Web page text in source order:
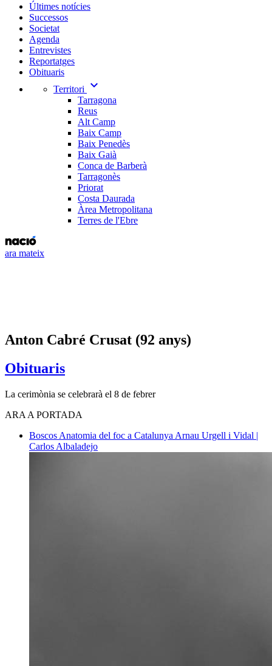
Últimes notícies
Successos
Societat
Agenda
Entrevistes
Reportatges
Obituaris
Territori
expand_more
Tarragona
Reus
Alt Camp
Baix Camp
Baix Penedès
Baix Gaià
Conca de Barberà
Tarragonès
Priorat
Costa Daurada
Àrea Metropolitana
Terres de l'Ebre
ara mateix
Anton Cabré Crusat (92 anys)
Obituaris
La cerimònia se celebrarà el 8 de febrer
ARA A PORTADA
Boscos Anatomia del foc a Catalunya Arnau Urgell i Vidal |
Carlos Albaladejo